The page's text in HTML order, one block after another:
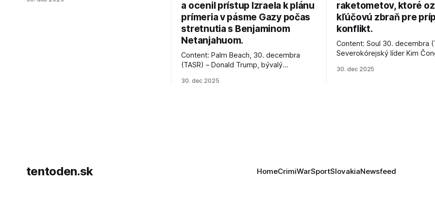
jeho úspechy a odkaz.
a ocenil prístup Izraela k plánu
prímeria v pásme Gazy počas
stretnutia s Benjaminom
Netanjahuom.
Content: Palm Beach, 30. decembra
(TASR) – Donald Trump, bývalý
vyhlásil, že odzbrojenie palestínskeho
30. dec 2025
raketometov, ktoré
kľúčovú zbraň pre
konflikt.
Content: Soul 30. decembra
Severokórejský líder Kim
najnovšie salvové raketomety
30. dec 2025
tentoden.sk HomeCrimiWarSportSlovakiaNewsfeed